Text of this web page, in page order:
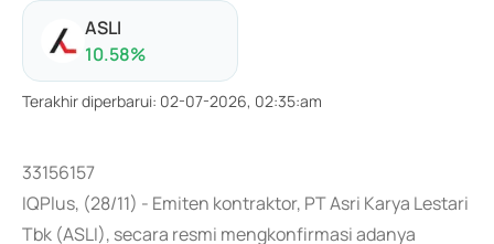
ASLI
10.58%
Terakhir diperbarui: 02-07-2026, 02:35:am
33156157
IQPlus, (28/11) - Emiten kontraktor, PT Asri Karya Lestari
Tbk (ASLI), secara resmi mengkonfirmasi adanya